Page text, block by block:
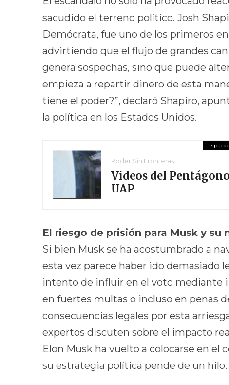
sacudido el terreno político. Josh
Demócrata, fue uno de los primeros
advirtiendo que el flujo de grandes
genera sospechas, sino que puede
empieza a repartir dinero de esta
tiene el poder?”, declaró Shapiro,
la política en los Estados Unidos.
Poder Sin Fronteras
Videos del
UAP
El riesgo de prisión para Musk y su
Si bien Musk se ha acostumbrado a
esta vez parece haber ido demasiado
intento de influir en el voto mediante
en fuertes multas o incluso en penas
consecuencias legales por esta
expertos discuten sobre el impacto
Elon Musk ha vuelto a colocarse en el
su estrategia política pende de un hilo.